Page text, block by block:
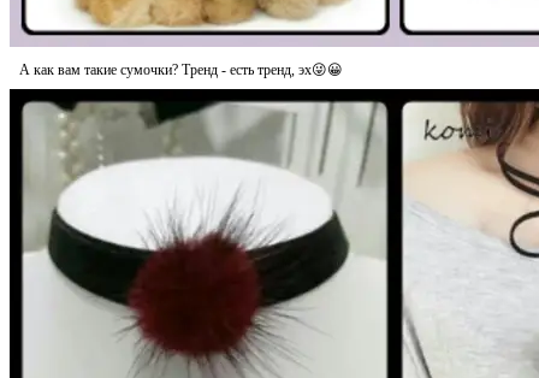
А как вам такие сумочки? Тренд - есть тренд, эх😜😀